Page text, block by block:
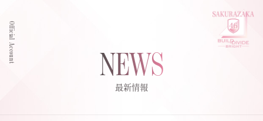
Official Account
NEWS
最新情報